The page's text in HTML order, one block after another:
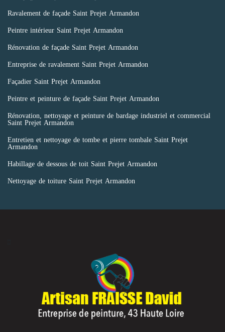
Ravalement de façade Saint Prejet Armandon
Peintre intérieur Saint Prejet Armandon
Rénovation de façade Saint Prejet Armandon
Entreprise de ravalement Saint Prejet Armandon
Façadier Saint Prejet Armandon
Peintre et peinture de façade Saint Prejet Armandon
Rénovation, nettoyage et peinture de bardage industriel et commercial
Saint Prejet Armandon
Entretien et nettoyage de tombe et pierre tombale Saint Prejet
Armandon
Habillage de dessous de toit Saint Prejet Armandon
Nettoyage de toiture Saint Prejet Armandon